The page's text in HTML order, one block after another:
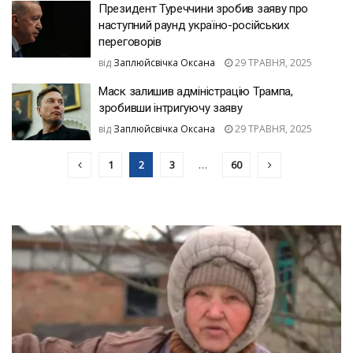
Президент Туреччини зробив заяву про
наступний раунд україно-російських
переговорів
від Заплюйсвічка Оксана 29 ТРАВНЯ, 2025
Маск залишив адміністрацію Трампа,
зробивши інтригуючу заяву
від Заплюйсвічка Оксана 29 ТРАВНЯ, 2025
1 2 3 … 60